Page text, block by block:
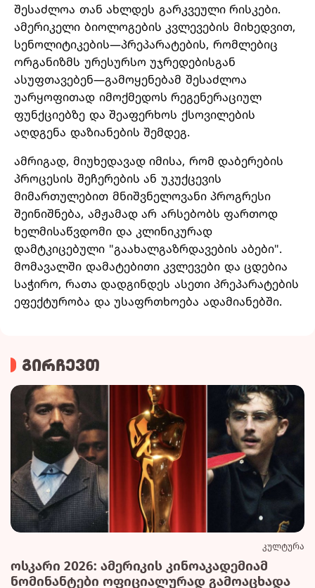
შესაძლოა თან ახლდეს გარკვეული რისკები.
ამერიკელი ბიოლოგების კვლევების მიხედვით,
სენოლიტიკების—პრეპარატების, რომლებიც
ორგანიზმს ურესურსო უჯრედებისგან
ასუფთავებენ—გამოყენებამ შესაძლოა
უარყოფითად იმოქმედოს რეგენერაციულ
ფუნქციებზე და შეაფერხოს ქსოვილების
აღდგენა დაზიანების შემდეგ.
ამრიგად, მიუხედავად იმისა, რომ დაბერების
პროცესის შეჩერების ან უკუქცევის
მიმართულებით მნიშვნელოვანი პროგრესი
შეინიშნება, ამჟამად არ არსებობს ფართოდ
ხელმისაწვდომი და კლინიკურად
დამტკიცებული "გაახალგაზრდავების აბები".
მომავალში დამატებითი კვლევები და ცდებია
საჭირო, რათა დადგინდეს ასეთი პრეპარატების
ეფექტურობა და უსაფრთხოება ადამიანებში.
გირჩევთ
კულტურა
ოსკარი 2026: ამერიკის კინოაკადემიამ
ნომინანტები ოფიციალურად გამოაცხადა